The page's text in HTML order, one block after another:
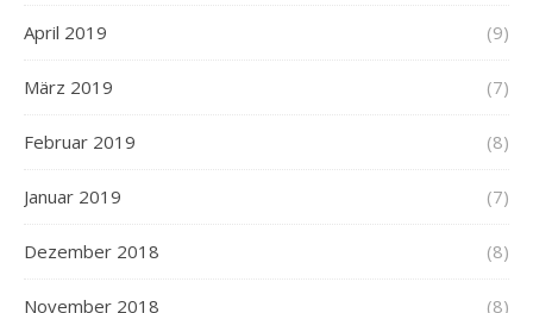
April 2019 (9)
März 2019 (7)
Februar 2019 (8)
Januar 2019 (7)
Dezember 2018 (8)
November 2018 (8)